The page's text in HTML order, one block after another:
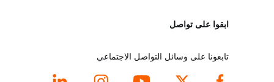
n
d
ابقوا على تواصل
تابعونا على وسائل التواصل الاجتماعي